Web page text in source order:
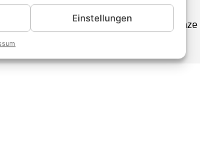
Einstellungen
und bringt als Chefredakteur seine ganze
solch eine Expertise wie er vorweisen.